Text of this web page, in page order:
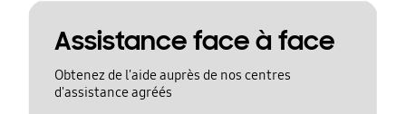
Assistance face à face
Obtenez de l'aide auprès de nos centres
d'assistance agréés